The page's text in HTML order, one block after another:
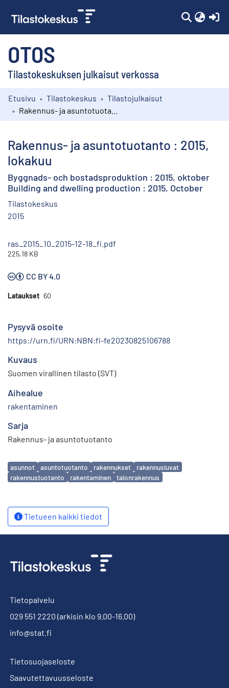
OTOS
Tilastokeskuksen julkaisut verkossa
Kokoelmat
Etusivu Tilastokeskus
Tilastojulkaisut
Rakennus- ja asuntotuotanto : 2015,
lokakuu
Byggnads- och bostadsproduktion : 2015, oktober
Building and dwelling production : 2015, October
Tilastokeskus
2015
ras_2015_10_2015-12-18_fi.pdf
225.18 KB
CC BY 4.0
Lataukset 60
Pysyvä osoite
https://urn.fi/URN:NBN:fi-fe20230825106788
Kuvaus
Suomen virallinen tilasto (SVT)
Aihealue
rakentaminen
Sarja
Rakennus- ja asuntotuotanto
Avainsanat
asunnot asuntotuotanto rakennukset
rakennusluvat
rakennustuotanto
rakentaminen talonrakennus
Tietueen kaikki tiedot
Tietopalvelu
029 551 2220 (arkisin klo 9.00-16.00)
info@stat.fi
Tietosuojaseloste
Saavutettavuusseloste